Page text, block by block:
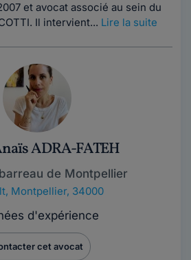
et avocat associé au sein du
Il intervient... Lire la suite
ADRA-FATEH
de Montpellier
, Montpellier, 34000
d'expérience
cet avocat